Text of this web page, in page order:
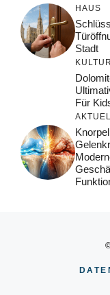
HAUS
Stadt
KULTUR
Für